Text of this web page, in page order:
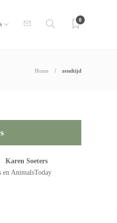
0
Home zendtijd
Karen Soeters
en AnimalsToday